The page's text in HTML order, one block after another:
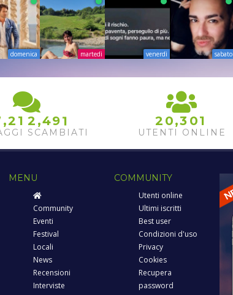
domenica martedì venerdì sabato
,2 1 2 ,491
SCAMBIATI
2 0,3 01
UTENTI ONLINE
MENU
Community
Eventi
Festival
Locali
News
Recensioni
Interviste
COMMUNITY
Utenti online
Ultimi iscritti
Best user
Condizioni d'uso
Privacy
Cookies
Recupera
password